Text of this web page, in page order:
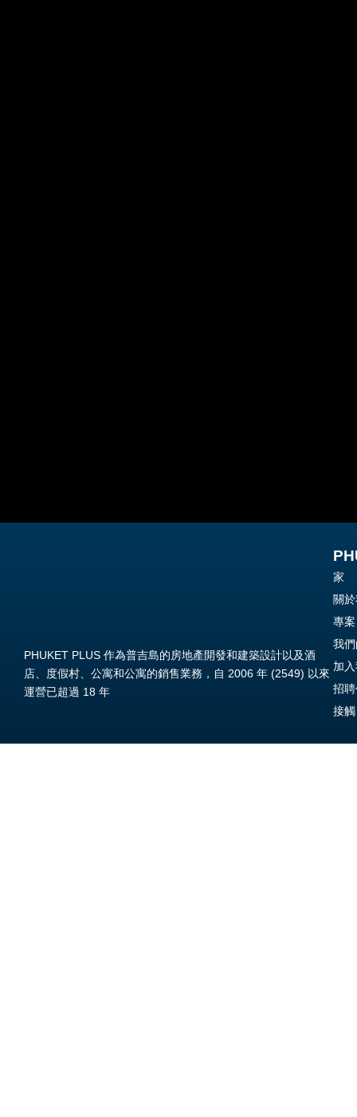
PHUKET PLUS 作為普吉島的房地產開發和建築設計以及酒
店、度假村、公寓和公寓的銷售業務，自 2006 年 (2549) 以來
運營已超過 18 年
家
關
專案
我
加
招
接觸